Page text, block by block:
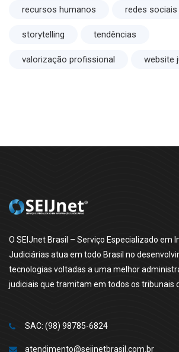
recursos humanos redes sociais
storytelling tendências
valorização profissional website
O SEIJnet Brasil – Serviço Especializado em
Judiciárias atua em todo Brasil no
tecnologias voltadas a uma melhor
judiciais que tramitam em todos os tribunais
SAC: (98) 98785-6824
atendimento@seijnetbrasil.com.br